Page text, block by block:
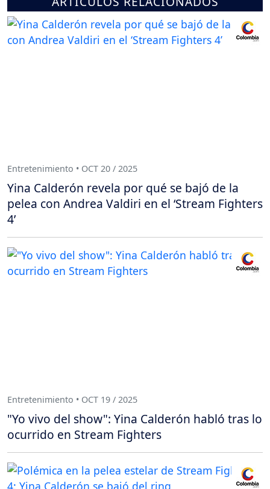
Entretenimiento • OCT 20 / 2025
Yina Calderón revela por qué se bajó de la
pelea con Andrea Valdiri en el ‘Stream Fighters
4’
Entretenimiento • OCT 19 / 2025
"Yo vivo del show": Yina Calderón habló tras lo
ocurrido en Stream Fighters